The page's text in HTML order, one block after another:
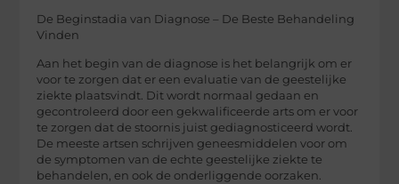
De Beginstadia van Diagnose – De Beste Behandeling
Vinden
Aan het begin van de diagnose is het belangrijk om er
voor te zorgen dat er een evaluatie van de geestelijke
ziekte plaatsvindt. Dit wordt normaal gedaan en
gecontroleerd door een gekwalificeerde arts om er voor
te zorgen dat de stoornis juist gediagnosticeerd wordt.
De meeste artsen schrijven geneesmiddelen voor om
de symptomen van de echte geestelijke ziekte te
behandelen, en ook de onderliggende oorzaken.